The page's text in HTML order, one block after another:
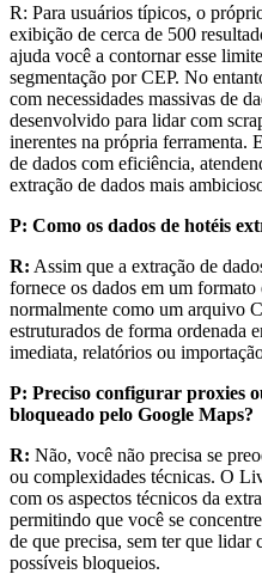
R: Para usuários típicos, o
exibição de cerca de 500
ajuda você a contornar esse
segmentação por CEP. No
com necessidades massivas de
desenvolvido para lidar com
inerentes na própria ferramenta.
de dados com eficiência,
extração de dados mais
P: Como os dados de hotéis
R: Assim que a extração de
fornece os dados em um
normalmente como um arquivo
estruturados de forma ordenada
imediata, relatórios ou
P: Preciso configurar proxies
bloqueado pelo Google Maps?
R: Não, você não precisa se
ou complexidades técnicas. O
com os aspectos técnicos da
permitindo que você se
de que precisa, sem ter que
possíveis bloqueios.